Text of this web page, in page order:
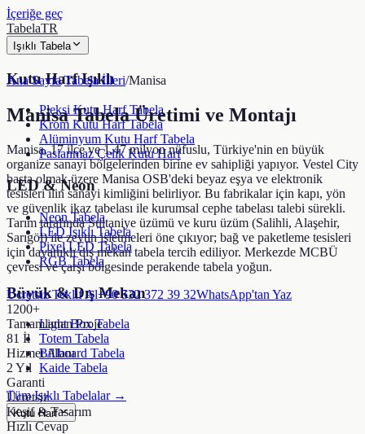
İçeriğe geç
TabelaTR
Işıklı Tabela
Kutu Harf Işıklı
Pleksi Kutu Harf Tabela
Krom Kutu Harf Tabela
Alüminyum Kutu Harf Tabela
Paslanmaz Çelik Kutu Harf
LED & Neon
Neon Tabela
LED Işıklı Tabela
Pixel LED Tabela
RGB Tabela
Büyük & Dış Mekan
Light Box Tabela
Totem Tabela
Billboard Tabela
Kaide Tabela
Tüm Işıklı Tabelalar →
Kutu Harf
Ana Sayfa/Tabela İlleri/Manisa
ManisaTabela Üretimi ve Montajı
Manisa, 17 ilçe ve 1,47 milyon nüfuslu, Türkiye'nin en büyük
organize sanayi bölgelerinden birine ev sahipliği yapıyor. Vestel City
başta olmak üzere Manisa OSB'deki beyaz eşya ve elektronik
tesisleri ilin sanayi kimliğini belirliyor. Bu fabrikalar için kapı, yön
ve güvenlik ikaz tabelası ile kurumsal cephe tabelası talebi sürekli.
Tarım tarafında Sultaniye üzümü ve kuru üzüm (Salihli, Alaşehir,
Sarıgöl) ile zeytin işletmeleri öne çıkıyor; bağ ve paketleme tesisleri
için dayanıklı dış mekan tabela tercih ediliyor. Merkezde MCBÜ
çevresi ve çarşı bölgesinde perakende tabela yoğun.
Ücretsiz Teklif Al+90 532 372 39 32WhatsApp'tan Yaz
1200+
Tamamlanan Proje
81 İl
Hizmet Alanı
2 Yıl
Garanti
Ücretsiz
Keşif & Tasarım
Hızlı Cevap